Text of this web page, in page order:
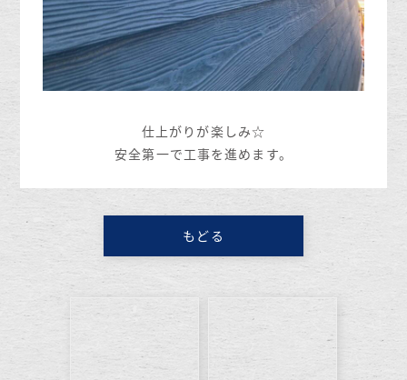
仕上がりが楽しみ☆
安全第一で工事を進めます。
もどる